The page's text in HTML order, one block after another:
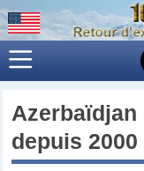
Azerbaïdjan
depuis 2000